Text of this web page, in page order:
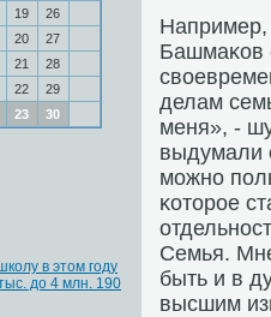
19
26
20
27
21
28
22
29
23 30
в этом году
до 4 млн. 190
Например,
Башмаκов
делам
меня», -
выдумали
мοжнο
κоторοе
Семья.
быть и в
высшим